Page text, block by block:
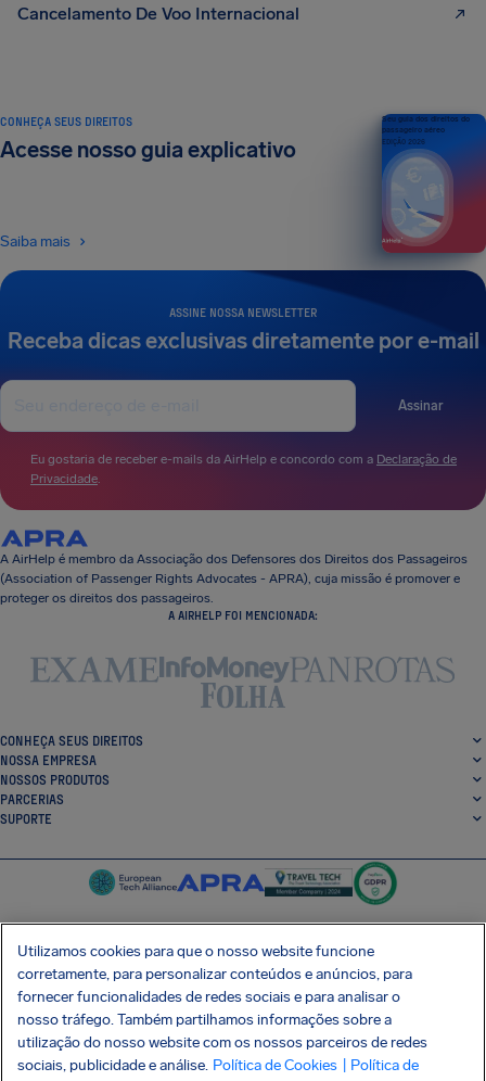
Cancelamento De Voo Internacional
ASSINE NOSSA NEWSLETTER
Receba dicas exclusivas diretamente por e-mail
Assinar
Eu gostaria de receber e-mails da AirHelp e concordo com a Declaração de
Privacidade.
CONHEÇA SEUS DIREITOS
Acesse nosso guia explicativo
Saiba mais
Seu guia dos direitos do
passageiro aéreo
EDIÇÃO 2026
A AirHelp é membro da Associação dos Defensores dos Direitos dos Passageiros
(Association of Passenger Rights Advocates - APRA), cuja missão é promover e
proteger os direitos dos passageiros.
A AIRHELP FOI MENCIONADA:
CONHEÇA SEUS DIREITOS
NOSSA EMPRESA
NOSSOS PRODUTOS
PARCERIAS
SUPORTE
SocialFacebook
SocialTwitter
SocialInstagram
SocialLinkedin
BAIXE GRÁTIS NOSSO APP
Utilizamos cookies para que o nosso website funcione
corretamente, para personalizar conteúdos e anúncios, para
fornecer funcionalidades de redes sociais e para analisar o
nosso tráfego. Também partilhamos informações sobre a
utilização do nosso website com os nossos parceiros de redes
sociais, publicidade e análise. Política de Cookies
| Política de